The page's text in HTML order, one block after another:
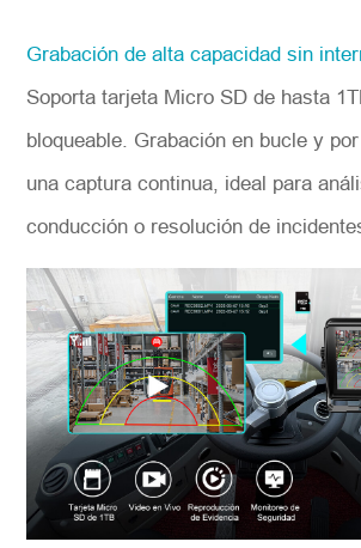
Grabación de alta capacidad sin
Soporta tarjeta Micro SD de hasta
bloqueable. Grabación en bucle y
una captura continua, ideal para
conducción o resolución de